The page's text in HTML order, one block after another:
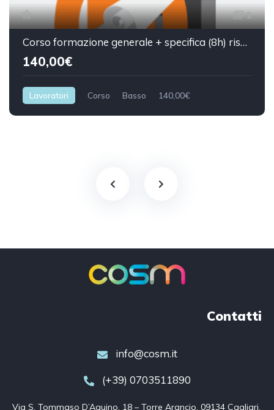
1
Corso formazione generale + specifica (8h) rischio basso.
140,00€
Lavoratori Corso Basso 140,00€
Contatti
info@cosm.it
(+39) 0703511890
Via S. Tommaso D’Aquino, 18 – Torre Arancio, 09134 Cagliari,